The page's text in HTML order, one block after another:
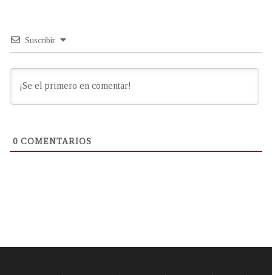
Suscribir
0 COMENTARIOS